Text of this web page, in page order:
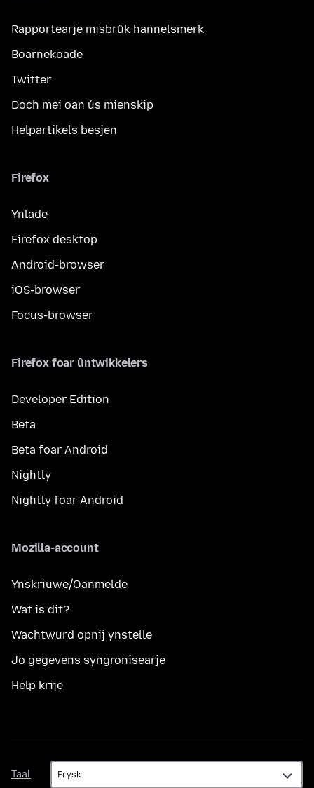
Rapportearje misbrûk hannelsmerk
Boarnekoade
Twitter
Doch mei oan ús mienskip
Helpartikels besjen
Firefox
Ynlade
Firefox desktop
Android-browser
iOS-browser
Focus-browser
Firefox foar ûntwikkelers
Developer Edition
Beta
Beta foar Android
Nightly
Nightly foar Android
Mozilla-account
Ynskriuwe/Oanmelde
Wat is dit?
Wachtwurd opnij ynstelle
Jo gegevens syngronisearje
Help krije
Taal
Taal